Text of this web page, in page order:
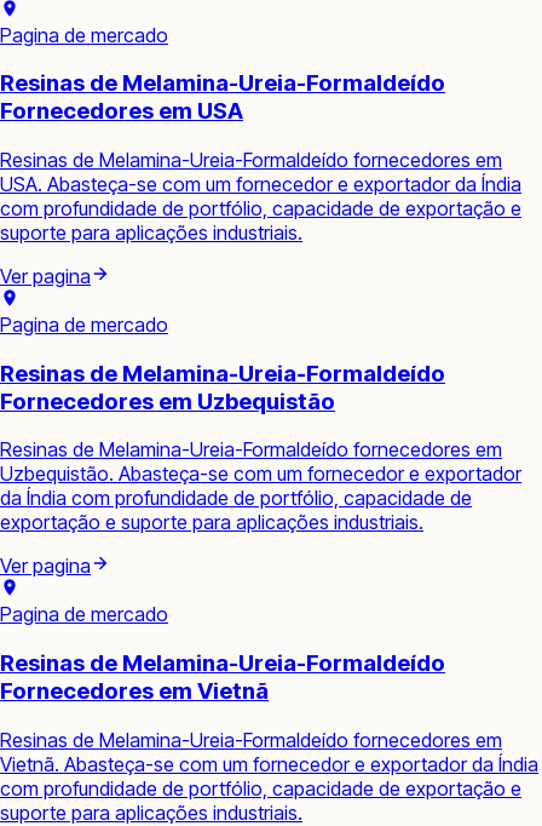
Pagina de mercado
Resinas de Melamina-Ureia-Formaldeído
Fornecedores em USA
Resinas de Melamina-Ureia-Formaldeído fornecedores em
USA. Abasteça-se com um fornecedor e exportador da Índia
com profundidade de portfólio, capacidade de exportação e
suporte para aplicações industriais.
Ver pagina
Pagina de mercado
Resinas de Melamina-Ureia-Formaldeído
Fornecedores em Uzbequistão
Resinas de Melamina-Ureia-Formaldeído fornecedores em
Uzbequistão. Abasteça-se com um fornecedor e exportador
da Índia com profundidade de portfólio, capacidade de
exportação e suporte para aplicações industriais.
Ver pagina
Pagina de mercado
Resinas de Melamina-Ureia-Formaldeído
Fornecedores em Vietnã
Resinas de Melamina-Ureia-Formaldeído fornecedores em
Vietnã. Abasteça-se com um fornecedor e exportador da Índia
com profundidade de portfólio, capacidade de exportação e
suporte para aplicações industriais.